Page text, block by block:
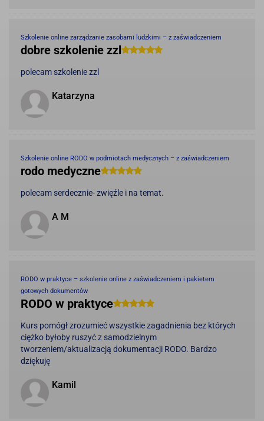
Szkolenie online zarządzanie zasobami ludzkimi – z zaświadczeniem
dobre szkolenie zzl
polecam szkolenie zzl
Katarzyna
Szkolenie online RODO w podmiotach medycznych – z zaświadczeniem
rodo medyczne
polecam serdecznie- zwięźle i na temat.
A M
RODO w praktyce – szkolenie online z zaświadczeniem i pakietem
gotowych dokumentów
RODO w praktyce
Kurs pomógł zrozumieć wszystkie zagadnienia bez których
ciężko byłoby ruszyć z samodzielnym
tworzeniem/aktualizacją dokumentacji RODO. Bardzo
dziękuję
Kamil